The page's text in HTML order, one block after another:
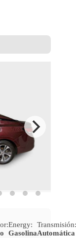
Energy:
Gasolina
Transmisión:
Automática